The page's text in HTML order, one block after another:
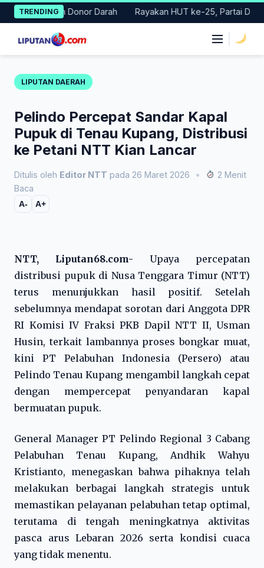
Skip
to
content
TRENDING
Donor Darah Rayakan HUT ke-25, Partai Demokrat
LIPUTAN DAERAH
Pelindo Percepat Sandar Kapal
Pupuk di Tenau Kupang, Distribusi
ke Petani NTT Kian Lancar
Ditulis oleh Editor NTT pada 26 Maret 2026 •
2 Menit
Baca
A- A+
NTT, Liputan68.com- Upaya percepatan
distribusi pupuk di Nusa Tenggara Timur (NTT)
terus menunjukkan hasil positif. Setelah
sebelumnya mendapat sorotan dari Anggota DPR
RI Komisi IV Fraksi PKB Dapil NTT II, Usman
Husin, terkait lambannya proses bongkar muat,
kini PT Pelabuhan Indonesia (Persero) atau
Pelindo Tenau Kupang mengambil langkah cepat
dengan mempercepat penyandaran kapal
bermuatan pupuk.
General Manager PT Pelindo Regional 3 Cabang
Pelabuhan Tenau Kupang, Andhik Wahyu
Kristianto, menegaskan bahwa pihaknya telah
melakukan berbagai langkah strategis untuk
memastikan pelayanan pelabuhan tetap optimal,
terutama di tengah meningkatnya aktivitas
pasca arus Lebaran 2026 serta kondisi cuaca
yang tidak menentu.